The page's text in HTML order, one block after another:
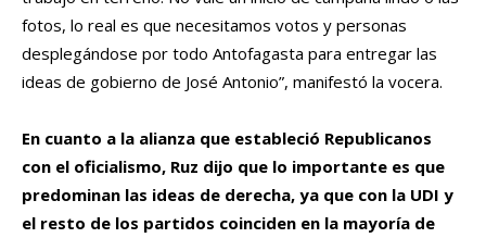
fotos, lo real es que necesitamos votos y personas
desplegándose por todo Antofagasta para entregar las
ideas de gobierno de José Antonio”, manifestó la vocera.
En cuanto a la alianza que estableció Republicanos
con el oficialismo, Ruz dijo que lo importante es que
predominan las ideas de derecha, ya que con la UDI y
el resto de los partidos coinciden en la mayoría de